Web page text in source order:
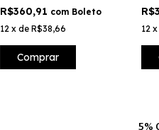
R$360,91 com Boleto
12 xdeR$38,66
Comprar
12
5%